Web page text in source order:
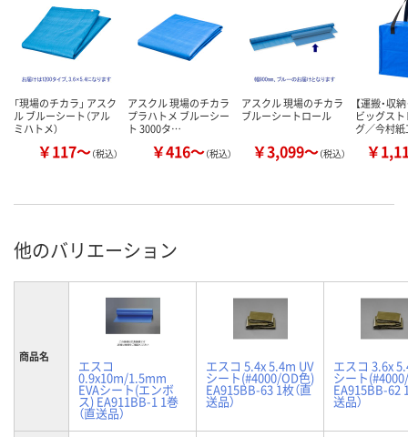
「現場のチカラ」 アスク
ル ブルーシート（アル
ミハトメ）
￥117～（税込）
アスクル 現場のチカラ
プラハトメ ブルーシー
ト 3000タ…
￥416～（税込）
アスクル 現場のチカラ
ブルーシートロール
￥3,099～（税込）
【運搬・収
ビッグス
グ／今村紙
￥
他のバリエーション
商品名
エスコ
0.9x10m/1.5mm
EVAシート(エンボ
ス) EA911BB-1 1巻
（直送品）
エスコ 5.4x 5.4m UV
シート(#4000/OD色)
EA915BB-63 1枚（直
送品）
エスコ 3.6x
シート
EA915BB-62
送品）